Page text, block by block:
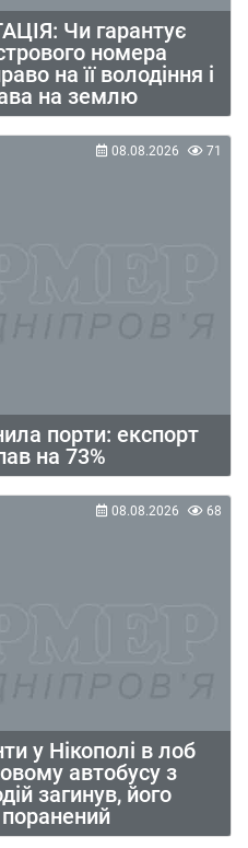
Чи гарантує
номера
на її володіння і
на землю
порти: експорт
на 73%
08.08.2026 71
у Нікополі в лоб
автобусу з
загинув, його
08.08.2026 68